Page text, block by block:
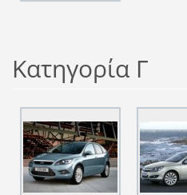
Κατηγορία Γ